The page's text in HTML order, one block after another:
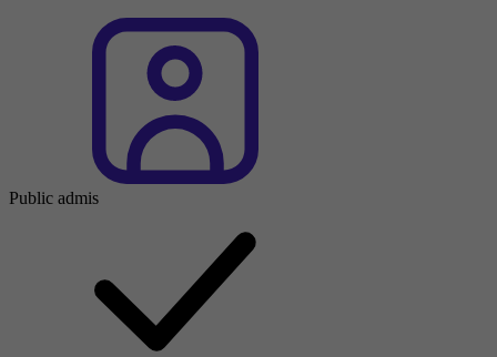
Public admis